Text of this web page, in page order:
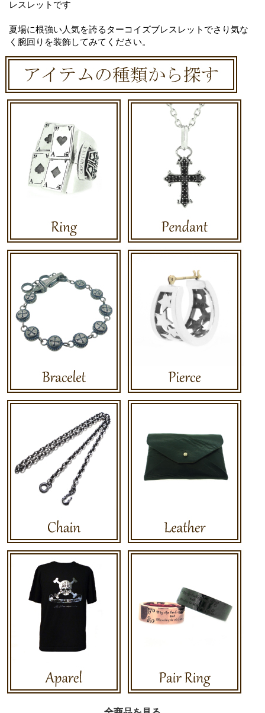
レスレットです
夏場に根強い人気を誇るターコイズブレスレットでさり気な
く腕回りを装飾してみてください。